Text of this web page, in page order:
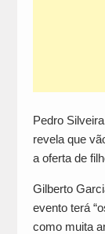
Pedro
revela que
a oferta de
Gilberto
evento terá
como muita